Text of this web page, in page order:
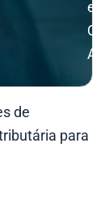
e
de
para